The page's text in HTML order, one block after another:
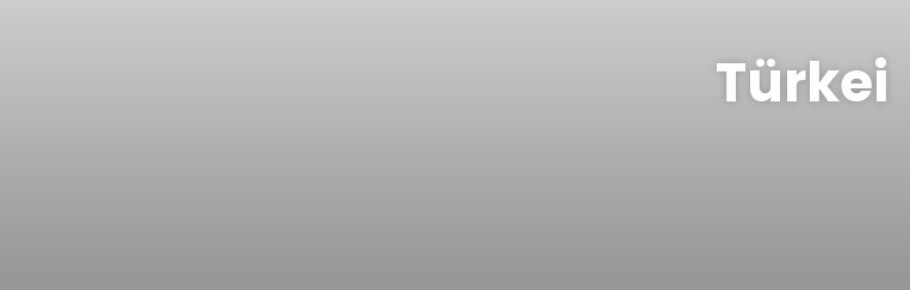
Türkei